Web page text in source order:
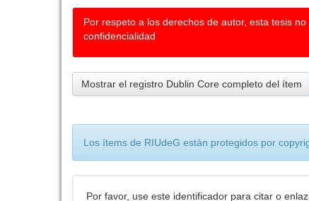
Por respeto a los derechos de autor, esta tesis
confidencialidad
Mostrar el registro Dublin Core completo del ítem
Los ítems de RIUdeG están protegidos por
Por favor, use este identificador para citar o